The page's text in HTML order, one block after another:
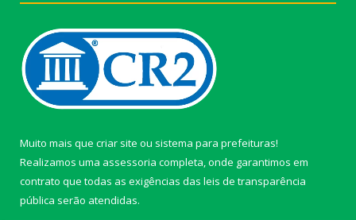
Muito mais que criar site ou sistema para prefeituras!
Realizamos uma assessoria completa, onde garantimos em
contrato que todas as exigências das leis de transparência
pública serão atendidas.